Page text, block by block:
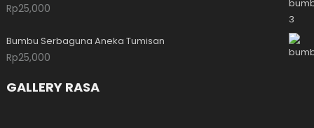
Rp25,000
Bumbu Serbaguna Aneka Tumisan
Rp25,000
GALLERY RASA